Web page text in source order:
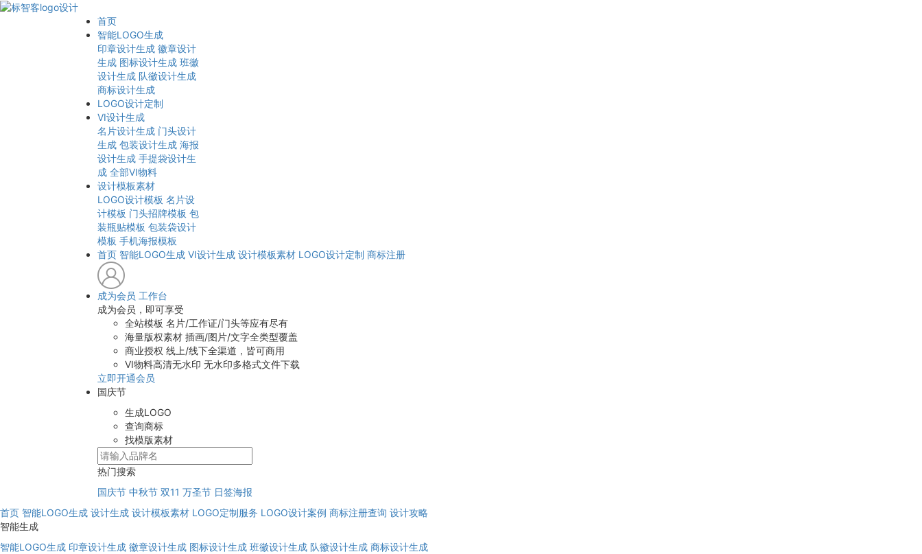
首页
智能LOGO生成
印章设计生成 徽章设计
生成 图标设计生成 班徽
设计生成 队徽设计生成
商标设计生成
LOGO设计定制
VI设计生成
名片设计生成 门头设计
生成 包装设计生成 海报
设计生成 手提袋设计生
成 全部VI物料
设计模板素材
LOGO设计模板 名片设
计模板 门头招牌模板 包
装瓶贴模板 包装袋设计
模板 手机海报模板
首页 智能LOGO生成 VI设计生成 设计模板素材 LOGO设计定制 商标注册
成为会员 工作台
成为会员，即可享受
全站模板 名片/工作证/门头等应有尽有
海量版权素材 插画/图片/文字全类型覆盖
商业授权 线上/线下全渠道，皆可商用
VI物料高清无水印 无水印多格式文件下载
立即开通会员
国庆节
生成LOGO
查询商标
找模版素材
热门搜索
国庆节 中秋节 双11 万圣节 日签海报
首页 智能LOGO生成 设计生成 设计模板素材 LOGO定制服务 LOGO设计案例 商标注册查询 设计攻略
智能生成
智能LOGO生成 印章设计生成 徽章设计生成 图标设计生成 班徽设计生成 队徽设计生成 商标设计生成